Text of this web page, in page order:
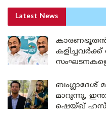
Latest News
കാരണഭൂതൻ’
കളിച്ചവർക്ക്
സംഘടനകളെ
ബംഗ്ലാദേശ്
മാറുന്നു,
ഷെയ്ഖ്